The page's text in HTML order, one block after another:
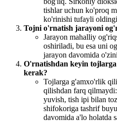
tishlar uchun ko'proq
ko'rinishi tufayli
Tojni o'rnatish jarayoni
Jarayon mahalliy
oshiriladi, bu esa uni
jarayon davomida
O'rnatishdan keyin
kerak?
Tojlarga g'amxo'rlik
qilishdan farq
yuvish, tish ipi bilan
shifokoriga tashrif
davomida a'lo holatda